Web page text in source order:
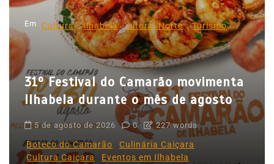
d
e
P
s
Em Cultura Ilhabela Litoral Norte Turismo
31º Festival do Camarão movimenta
Ilhabela durante o mês de agosto
5 de agosto de 2026 0 227 words
Boteco do Camarão
Culinária Caiçara
Cultura Caiçara
Eventos em Ilhabela